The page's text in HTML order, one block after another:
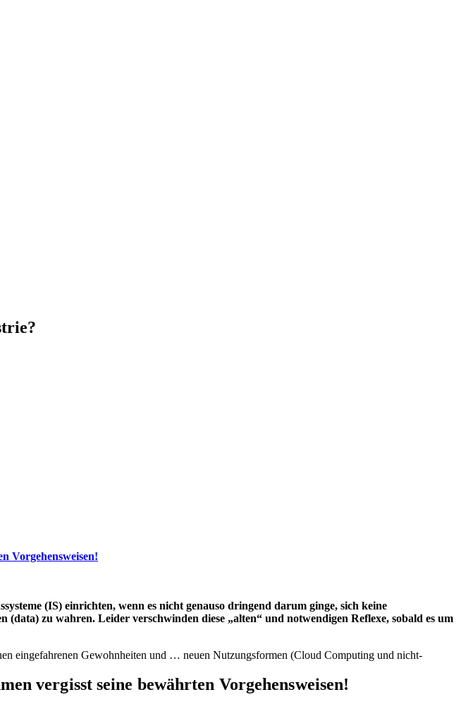
Vorgehensweisen!
(IS) einrichten, wenn es nicht genauso dringend darum ginge, sich keine
zu wahren. Leider verschwinden diese „alten“ und notwendigen Reflexe, sobald es um
eingefahrenen Gewohnheiten und … neuen Nutzungsformen (Cloud Computing und nicht-
vergisst seine bewährten Vorgehensweisen!